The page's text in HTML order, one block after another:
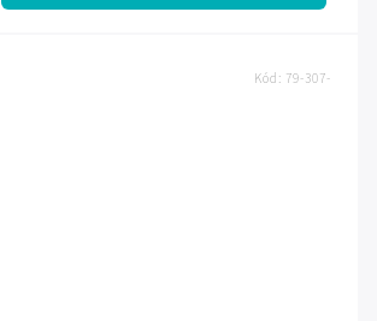
Kód: 79-307-